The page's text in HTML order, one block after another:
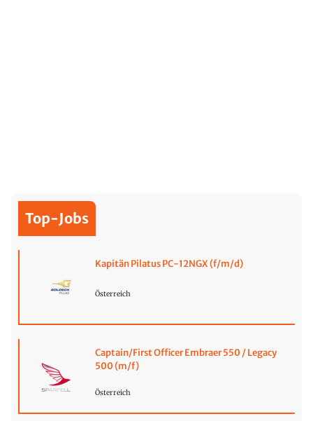
Top-Jobs
Kapitän Pilatus PC-12NGX (f/m/d)
Österreich
Captain/First Officer Embraer 550 / Legacy
500 (m/f)
Österreich